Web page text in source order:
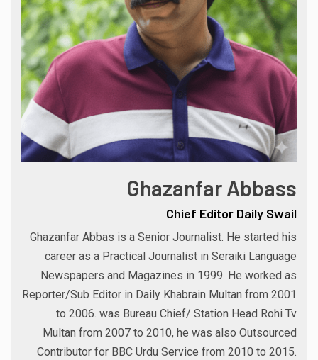
Ghazanfar Abbass
Chief Editor Daily Swail
Ghazanfar Abbas is a Senior Journalist. He started his
career as a Practical Journalist in Seraiki Language
Newspapers and Magazines in 1999. He worked as
Reporter/Sub Editor in Daily Khabrain Multan from 2001
to 2006. was Bureau Chief/ Station Head Rohi Tv
Multan from 2007 to 2010, he was also Outsourced
Contributor for BBC Urdu Service from 2010 to 2015.